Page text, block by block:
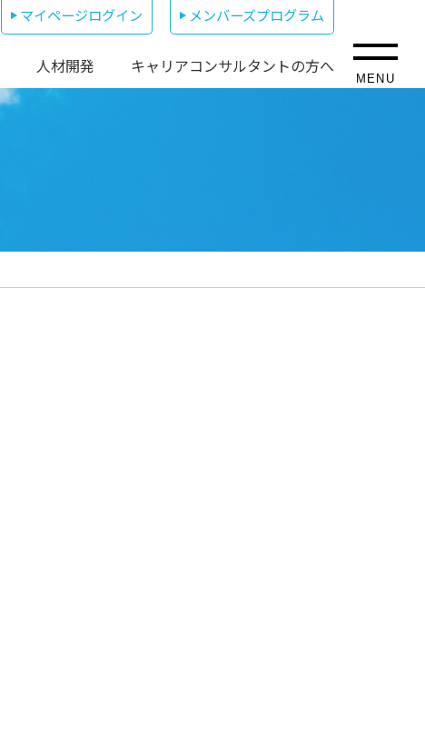
マイページログイン メンバーズプログラム
人材開発 キャリアコンサルタントの方へ
MENU